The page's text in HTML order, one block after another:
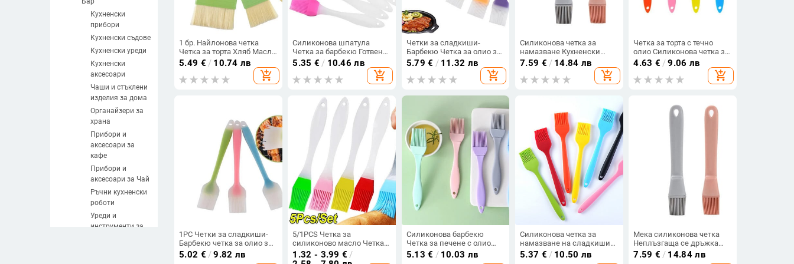
Кухненски
прибори
Кухненски съдове
Кухненски уреди
Кухненски
аксесоари
Чаши и стъклени
изделия за дома
Органайзери за
храна
Прибори и
аксесоари за
кафе
Прибори и
аксесоари за Чай
Ръчни кухненски
роботи
Уреди и
инструменти за
1 бр. Найлонова четка
Четка за торта Хляб Масло
Топлоустойчива
силиконова мазилка за
готварска четка Кухненски
инструменти за печене
5.49 € / 10.74 лв
add_shopping_cart
Силиконова шпатула
Четка за барбекю Готвене
Барбекю Топлоустойчиво
масло Четки за подправки
Кухненски бар
Инструменти за печене на
торти Консумативи за
съдове
5.35 € / 10.46 лв
add_shopping_cart
Четки за сладкиши-
Барбекю Четка за олио за
торта за скара за барбекю
-Топлоустойчиви
Силиконови четки за
намазване за готвене
Кухненска четка
5.79 € / 11.32 лв
add_shopping_cart
Силиконова четка за
намазване Кухненски
прибори Четка за
сладкиши Подходяща за
печене на скара Печене
7.59 € / 14.84 лв
add_shopping_cart
Четка за торта с течно
олио Силиконова четка за
олио за печене Крем за
сладкиши за хляб Съдове
за барбекю Четки за
намазване с масло Четка
4.63 € /9.06 лв
add_shopping_cart
1PC Четки за сладкиши-
Барбекю четка за олио за
торта за скара за барбекю-
топлоустойчиви
5.02 € /9.82 лв
5/1PCS Четка за
силиконово масло Четка
за намазване Направи си
сам торта Хляб Масло
1.32 - 3.99 € /
Силиконова барбекю
Четка за печене с олио
Кухненски четки за торта
Сладкарски изделия
5.13 € / 10.03 лв
Силиконова четка за
намазване на сладкиши
Четки за масло за торта
Хляб Масло Инструменти
5.37 € / 10.50 лв
Мека силиконова четка
Неплъзгаща се дръжка
Силиконова четка за
мазане Четка за
7.59 € / 14.84 лв